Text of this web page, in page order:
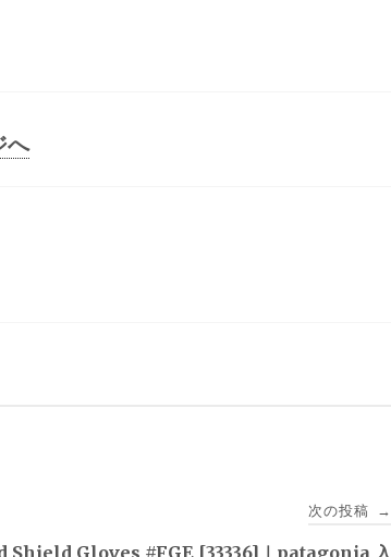
へ
次の投稿 →
Shield Gloves #FGE [33336]｜patagonia 入